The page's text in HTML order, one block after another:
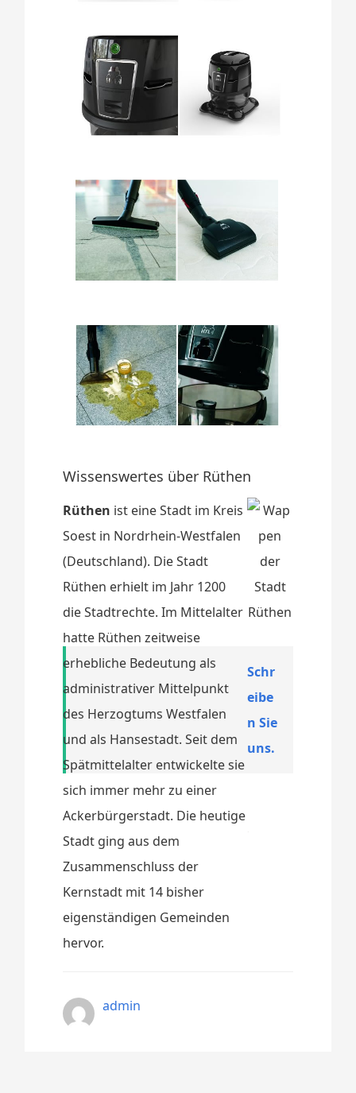
Wissenswertes über Rüthen
Rüthen ist eine Stadt im Kreis
Soest in Nordrhein-Westfalen
(Deutschland). Die Stadt
Rüthen erhielt im Jahr 1200
die Stadtrechte. Im Mittelalter
hatte Rüthen zeitweise
erhebliche Bedeutung als
administrativer Mittelpunkt
des Herzogtums Westfalen
und als Hansestadt. Seit dem
Spätmittelalter entwickelte sie
sich immer mehr zu einer
Ackerbürgerstadt. Die heutige
Stadt ging aus dem
Zusammenschluss der
Kernstadt mit 14 bisher
eigenständigen Gemeinden
hervor.
Schr
eibe
n Sie
uns.
admin